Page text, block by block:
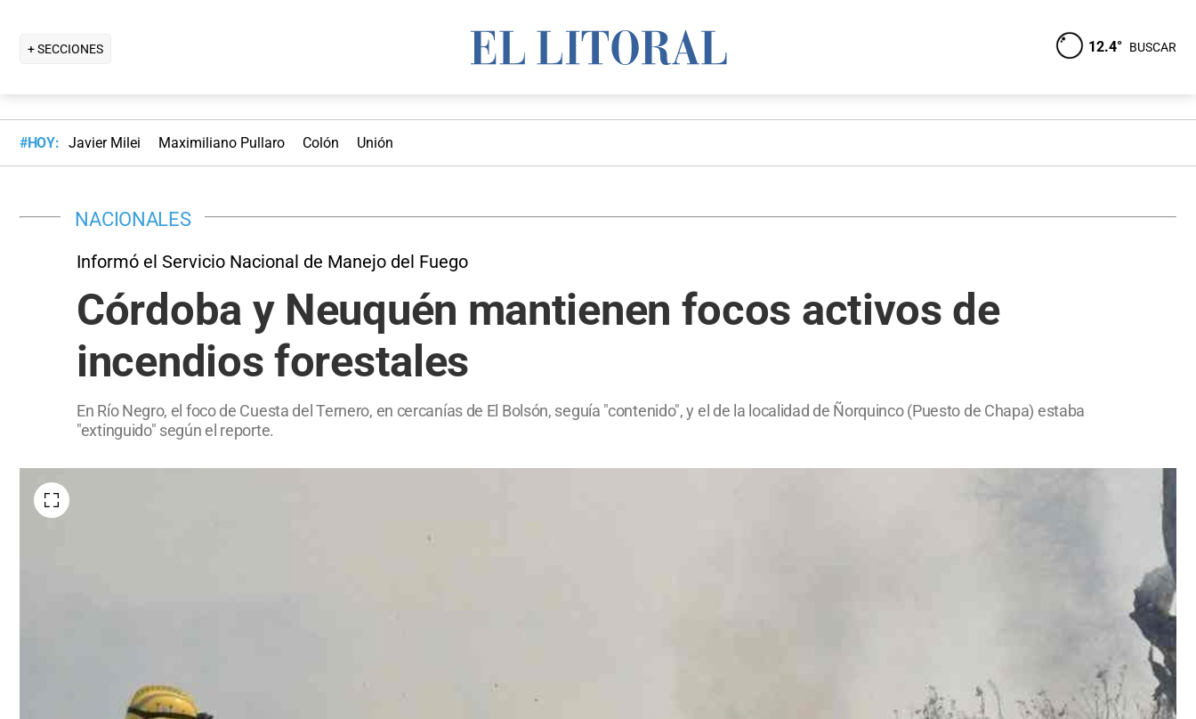
+ SECCIONES 12.4° BUSCAR
#HOY: Javier Milei Maximiliano Pullaro Colón Unión
NACIONALES
Informó el Servicio Nacional de Manejo del Fuego
Córdoba y Neuquén mantienen focos activos de
incendios forestales
En Río Negro, el foco de Cuesta del Ternero, en cercanías de El Bolsón, seguía "contenido", y el de la localidad de Ñorquinco (Puesto de Chapa) estaba
"extinguido" según el reporte.